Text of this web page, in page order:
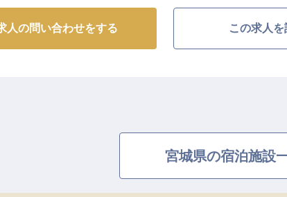
休暇も取得可能で、長く安心して働ける職場環境をご
28日時点の情報です
に佇む「ホテルグランバッハ仙台」。音楽をテーマにし
人の問い合わせをする この求人
宮城県の宿泊施設